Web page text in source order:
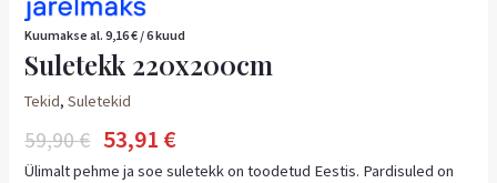
Kuumakse al.9,16€ / 6 kuud
Suletekk 220x200cm
Tekid,Suletekid
59,90€ 53,91 €
Ülimalt pehme ja soe suletekk on toodetud Eestis. Pardisuled on